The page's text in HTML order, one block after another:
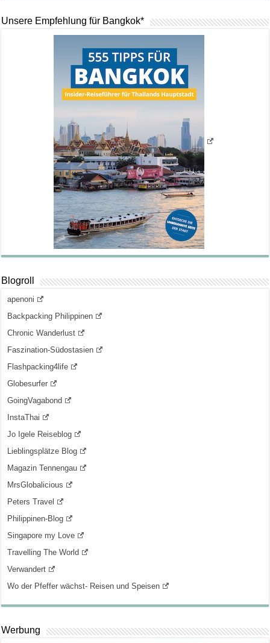
Unsere Empfehlung für Bangkok*
Blogroll
apenoni
Backpacking Philippinen
Chronic Wanderlust
Faszination-Südostasien
Flashpacking4life
Globesurfer
GoingVagabond
InstaThai
Jo Igele Reiseblog
Lieblingsplätze Blog
Magazin Tennengau
MrsGlobalicious
Peters Travel
Philippinen-Blog
Singapore my Love
Travelling The World
Verwandert
Wo der Pfeffer wächst- Reisen und Speisen
Werbung